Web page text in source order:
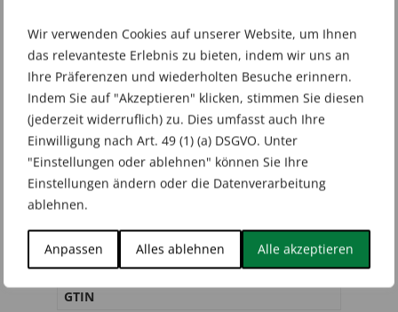
Wir verwenden Cookies auf unserer Website, um Ihnen
das relevanteste Erlebnis zu bieten, indem wir uns an
Ihre Präferenzen und wiederholten Besuche erinnern.
Indem Sie auf "Akzeptieren" klicken, stimmen Sie diesen
(jederzeit widerruflich) zu. Dies umfasst auch Ihre
Einwilligung nach Art. 49 (1) (a) DSGVO. Unter
"Einstellungen oder ablehnen" können Sie Ihre
Einstellungen ändern oder die Datenverarbeitung
ablehnen.
Anpassen Alles ablehnen Alle akzeptieren
Zusätzliche Informationen
Rezensionen (0)
Marke
Pokémon
Englisch
GTIN